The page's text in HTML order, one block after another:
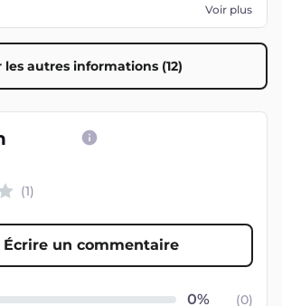
Voir plus
les autres informations (12)
(1)
Écrire un commentaire
(0)